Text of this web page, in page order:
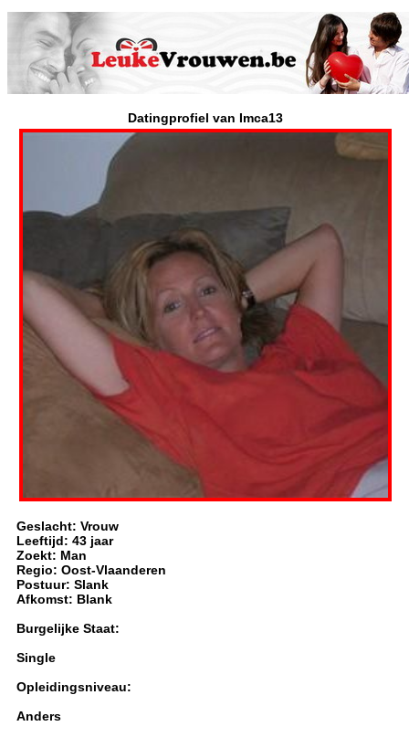
Datingprofiel van Imca13
Geslacht: Vrouw
Leeftijd: 43 jaar
Zoekt: Man
Regio: Oost-Vlaanderen
Postuur: Slank
Afkomst: Blank
Burgelijke Staat:
Single
Opleidingsniveau:
Anders